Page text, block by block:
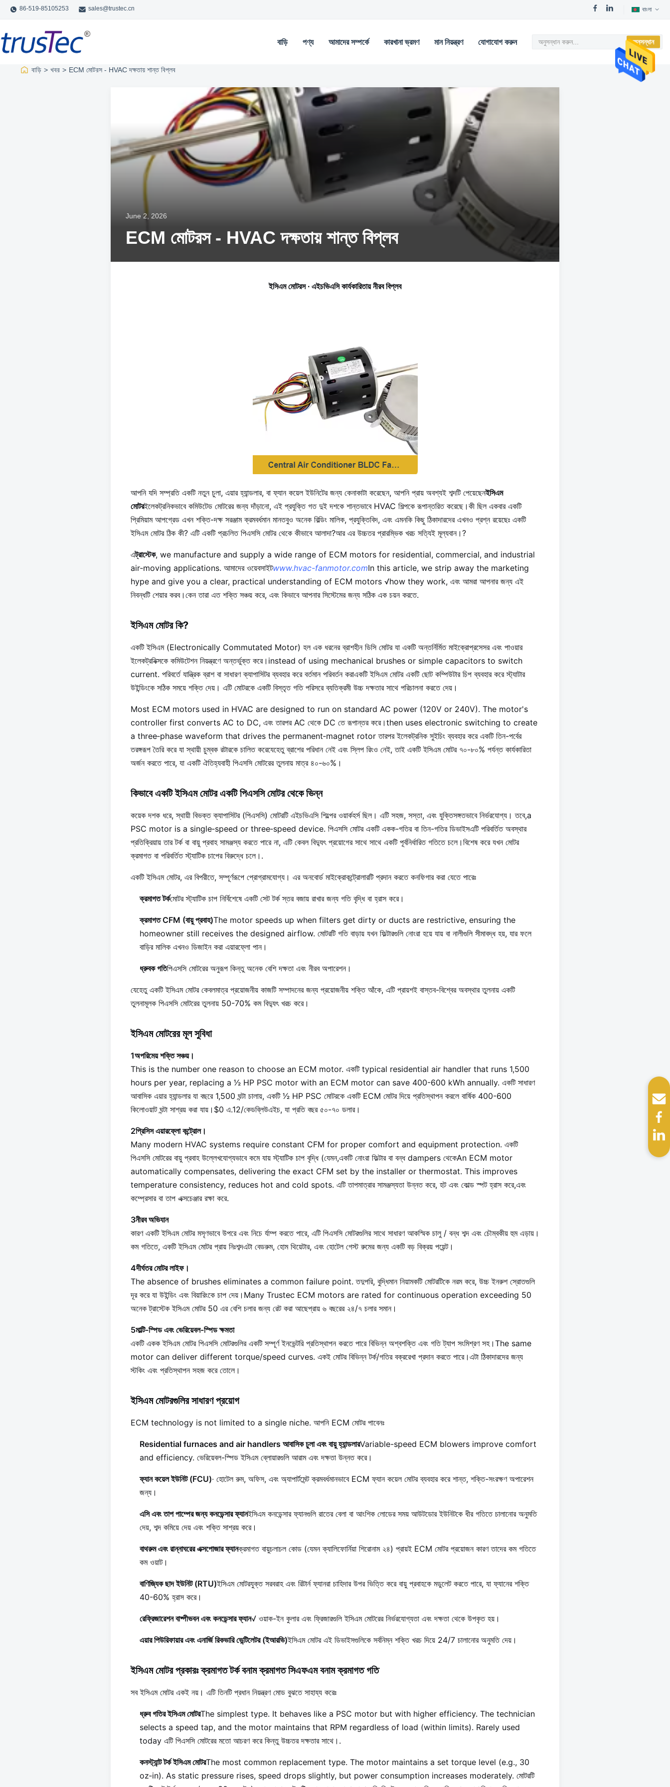
86-519-85105253 sales@trustec.cn বাংলা
বাড়ি পণ্য আমাদের সম্পর্কে কারখানা ভ্রমণ মান নিয়ন্ত্রণ যোগাযোগ করুন অনুসন্ধান
বাড়ি > খবর > ECM মোটরস - HVAC দক্ষতায় শান্ত বিপ্লব
June 2, 2026
ECM মোটরস - HVAC দক্ষতায় শান্ত বিপ্লব
ইসিএম মোটরস ∙ এইচভিএসি কার্যকারিতায় নীরব বিপ্লব
আপনি যদি সম্প্রতি একটি নতুন চুলা, এয়ার হ্যান্ডলার, বা ফ্যান কয়েল ইউনিটের জন্য কেনাকাটা করেছেন, আপনি প্রায় অবশ্যই শব্দটি পেয়েছেনইসিএম
মোটরইলেকট্রনিকভাবে কমিউটেড মোটরের জন্য দাঁড়ানো, এই প্রযুক্তি গত দুই দশকে শান্তভাবে HVAC শিল্পকে রূপান্তরিত করেছে।কী ছিল একবার একটি
প্রিমিয়াম আপগ্রেড এখন শক্তি-দক্ষ সরঞ্জাম ক্রমবর্ধমান মানতবুও অনেক বিল্ডিং মালিক, প্রযুক্তিবিদ, এবং এমনকি কিছু ঠিকাদারদের এখনও প্রশ্ন রয়েছেঃ একটি
ইসিএম মোটর ঠিক কী? এটি একটি প্রচলিত পিএসসি মোটর থেকে কীভাবে আলাদা?আর এর উচ্চতর প্রারম্ভিক খরচ সত্যিই মূল্যবান।?
এট্রাস্টেক, we manufacture and supply a wide range of ECM motors for residential, commercial, and industrial
air‐moving applications. আমাদের ওয়েবসাইটwww.hvac-fanmotor.comIn this article, we strip away the marketing
hype and give you a clear, practical understanding of ECM motors √how they work, এবং আমরা আপনার জন্য এই
নিবন্ধটি শেয়ার করব।কেন তারা এত শক্তি সঞ্চয় করে, এবং কিভাবে আপনার সিস্টেমের জন্য সঠিক এক চয়ন করতে.
ইসিএম মোটর কি?
একটি ইসিএম (Electronically Commutated Motor) হল এক ধরনের ব্রাশহীন ডিসি মোটর যা একটি অন্তর্নির্মিত মাইক্রোপ্রসেসর এবং পাওয়ার
ইলেকট্রনিক্সকে কমিউটেশন নিয়ন্ত্রণে অন্তর্ভুক্ত করে।instead of using mechanical brushes or simple capacitors to switch
current. পরিবর্তে যান্ত্রিক ব্রাশ বা সাধারণ ক্যাপাসিটর ব্যবহার করে বর্তমান পরিবর্তন করাএকটি ইসিএম মোটর একটি ছোট কম্পিউটার চিপ ব্যবহার করে স্ট্যাটার
উইন্ডিংকে সঠিক সময়ে শক্তি দেয়। এটি মোটরকে একটি বিস্তৃত গতি পরিসরে ব্যতিক্রমী উচ্চ দক্ষতার সাথে পরিচালনা করতে দেয়।
Most ECM motors used in HVAC are designed to run on standard AC power (120V or 240V). The motor's
controller first converts AC to DC, এবং তারপর AC থেকে DC তে রূপান্তর করে।then uses electronic switching to create
a three‐phase waveform that drives the permanent‐magnet rotor তারপর ইলেকট্রনিক সুইচিং ব্যবহার করে একটি তিন-পর্বের
তরঙ্গরূপ তৈরি করে যা স্থায়ী চুম্বক রটারকে চালিত করেযেহেতু ব্রাশের পরিধান নেই এবং স্লিপ রিংও নেই, তাই একটি ইসিএম মোটর ৭০-৮০% পর্যন্ত কার্যকারিতা
অর্জন করতে পারে, যা একটি ঐতিহ্যবাহী পিএসসি মোটরের তুলনায় মাত্র ৪০-৬০%।
কিভাবে একটি ইসিএম মোটর একটি পিএসসি মোটর থেকে ভিন্ন
কয়েক দশক ধরে, স্থায়ী বিভক্ত ক্যাপাসিটর (পিএসসি) মোটরটি এইচভিএসি শিল্পের ওয়ার্কহর্স ছিল। এটি সহজ, সস্তা, এবং যুক্তিসঙ্গতভাবে নির্ভরযোগ্য। তবে,a
PSC motor is a single‐speed or three‐speed device. পিএসসি মোটর একটি একক-গতির বা তিন-গতির ডিভাইসএটি পরিবর্তিত অবস্থার
প্রতিক্রিয়ায় তার টর্ক বা বায়ু প্রবাহ সামঞ্জস্য করতে পারে না, এটি কেবল বিদ্যুৎ প্রয়োগের সাথে সাথে একটি পূর্বনির্ধারিত গতিতে চলে।বিশেষ করে যখন মোটর
ক্রমাগত বা পরিবর্তিত স্ট্যাটিক চাপের বিরুদ্ধে চলে।.
একটি ইসিএম মোটর, এর বিপরীতে, সম্পূর্ণরূপে প্রোগ্রামযোগ্য। এর অনবোর্ড মাইক্রোকন্ট্রোলারটি প্রদান করতে কনফিগার করা যেতে পারেঃ
ক্রমাগত টর্কমোটর স্ট্যাটিক চাপ নির্বিশেষে একটি সেট টর্ক স্তর বজায় রাখার জন্য গতি বৃদ্ধি বা হ্রাস করে।
ক্রমাগত CFM (বায়ু প্রবাহ)The motor speeds up when filters get dirty or ducts are restrictive, ensuring the
homeowner still receives the designed airflow. মোটরটি গতি বাড়ায় যখন ফিল্টারগুলি নোংরা হয়ে যায় বা নালীগুলি সীমাবদ্ধ হয়, যার ফলে
বাড়ির মালিক এখনও ডিজাইন করা এয়ারফ্লো পান।
ধ্রুবক গতিপিএসসি মোটরের অনুরূপ কিন্তু অনেক বেশি দক্ষতা এবং নীরব অপারেশন।
যেহেতু একটি ইসিএম মোটর কেবলমাত্র প্রয়োজনীয় কাজটি সম্পাদনের জন্য প্রয়োজনীয় শক্তি আঁকে, এটি প্রায়শই বাস্তব-বিশ্বের অবস্থার তুলনায় একটি
তুলনামূলক পিএসসি মোটরের তুলনায় 50-70% কম বিদ্যুৎ খরচ করে।
ইসিএম মোটরের মূল সুবিধা
1অপরিমেয় শক্তি সঞ্চয়।
This is the number one reason to choose an ECM motor. একটি typical residential air handler that runs 1,500
hours per year, replacing a 1⁄2 HP PSC motor with an ECM motor can save 400-600 kWh annually. একটি সাধারণ
আবাসিক এয়ার হ্যান্ডলার যা বছরে 1,500 ঘন্টা চালায়, একটি 1⁄2 HP PSC মোটরকে একটি ECM মোটর দিয়ে প্রতিস্থাপন করলে বার্ষিক 400-600
কিলোওয়াট ঘন্টা সাশ্রয় করা যায়।$0 এ.12/কেডব্লিউএইচ, যা প্রতি বছর ৫০-৭০ ডলার।
2প্রিসিস এয়ারফ্লো কন্ট্রোল।
Many modern HVAC systems require constant CFM for proper comfort and equipment protection. একটি
পিএসসি মোটরের বায়ু প্রবাহ উল্লেখযোগ্যভাবে কমে যায় স্ট্যাটিক চাপ বৃদ্ধি (যেমন,একটি নোংরা ফিল্টার বা বন্ধ dampers থেকেAn ECM motor
automatically compensates, delivering the exact CFM set by the installer or thermostat. This improves
temperature consistency, reduces hot and cold spots. এটি তাপমাত্রার সামঞ্জস্যতা উন্নত করে, হট এবং কোল্ড স্পট হ্রাস করে,এবং
কম্প্রেসার বা তাপ এক্সচেঞ্জার রক্ষা করে.
3নীরব অভিযান
কারণ একটি ইসিএম মোটর মসৃণভাবে উপরে এবং নিচে র্যাম্প করতে পারে, এটি পিএসসি মোটরগুলির সাথে সাধারণ আকস্মিক চালু / বন্ধ শব্দ এবং চৌম্বকীয় হুম এড়ায়।
কম গতিতে, একটি ইসিএম মোটর প্রায় নিঃশব্দএটা বেডরুম, হোম থিয়েটার, এবং হোটেল গেস্ট রুমের জন্য একটি বড় বিক্রয় পয়েন্ট।
4দীর্ঘতর মোটর লাইফ।
The absence of brushes eliminates a common failure point. তদুপরি, বুদ্ধিমান নিয়ামকটি মোটরটিকে নরম করে, উচ্চ ইনরুশ স্রোতগুলি
দূর করে যা উইন্ডিং এবং বিয়ারিংকে চাপ দেয়।Many Trustec ECM motors are rated for continuous operation exceeding 50
অনেক ট্রাস্টেক ইসিএম মোটর 50 এর বেশি চলার জন্য রেট করা আছেপ্রায় ৬ বছরের ২৪/৭ চলার সমান।
5মাল্টি-স্পিড এবং ভেরিয়েবল-স্পিড ক্ষমতা
একটি একক ইসিএম মোটর পিএসসি মোটরগুলির একটি সম্পূর্ণ ইনভেন্টরি প্রতিস্থাপন করতে পারে বিভিন্ন অশ্বশক্তি এবং গতি ট্যাপ সংমিশ্রণ সহ।The same
motor can deliver different torque/speed curves. একই মোটর বিভিন্ন টর্ক/গতির বক্ররেখা প্রদান করতে পারে।এটা ঠিকাদারদের জন্য
স্টকিং এবং প্রতিস্থাপন সহজ করে তোলে।
ইসিএম মোটরগুলির সাধারণ প্রয়োগ
ECM technology is not limited to a single niche. আপনি ECM মোটর পাবেনঃ
Residential furnaces and air handlers আবাসিক চুলা এবং বায়ু হ্যান্ডলারVariable-speed ECM blowers improve comfort
and efficiency. ভেরিয়েবল-স্পিড ইসিএম ব্লোয়ারগুলি আরাম এবং দক্ষতা উন্নত করে।
ফ্যান কয়েল ইউনিট (FCU)∙ হোটেল রুম, অফিস, এবং অ্যাপার্টমেন্ট ক্রমবর্ধমানভাবে ECM ফ্যান কয়েল মোটর ব্যবহার করে শান্ত, শক্তি-সংরক্ষণ অপারেশন
জন্য।
এসি এবং তাপ পাম্পের জন্য কনডেন্সার ফ্যানইসিএম কনডেন্সার ফ্যানগুলি রাতের বেলা বা আংশিক লোডের সময় আউটডোর ইউনিটকে ধীর গতিতে চালানোর অনুমতি
দেয়, শব্দ কমিয়ে দেয় এবং শক্তি সাশ্রয় করে।
বাথরুম এবং রান্নাঘরের এক্সপোজার ফ্যানক্রমাগত বায়ুচলাচল কোড (যেমন ক্যালিফোর্নিয়া শিরোনাম ২৪) প্রায়ই ECM মোটর প্রয়োজন কারণ তাদের কম গতিতে
কম ওয়াট।
বাণিজ্যিক ছাদ ইউনিট (RTU)ইসিএম মোটরযুক্ত সরবরাহ এবং রিটার্ন ফ্যানরা চাহিদার উপর ভিত্তি করে বায়ু প্রবাহকে মডুলেট করতে পারে, যা ফ্যানের শক্তি
40-60% হ্রাস করে।
রেফ্রিজারেশন বাষ্পীভবন এবং কনডেন্সার ফ্যান√ ওয়াক-ইন কুলার এবং ফ্রিজারগুলি ইসিএম মোটরের নির্ভরযোগ্যতা এবং দক্ষতা থেকে উপকৃত হয়।
এয়ার পিউরিফায়ার এবং এনার্জি রিকভারি ভেন্টিলেটর (ইআরভি)ইসিএম মোটর এই ডিভাইসগুলিকে সর্বনিম্ন শক্তি খরচ দিয়ে 24/7 চালানোর অনুমতি দেয়।
ইসিএম মোটর প্রকারঃ ক্রমাগত টর্ক বনাম ক্রমাগত সিএফএম বনাম ক্রমাগত গতি
সব ইসিএম মোটর একই নয়। এটি তিনটি প্রধান নিয়ন্ত্রণ মোড বুঝতে সাহায্য করেঃ
ধ্রুব গতির ইসিএম মোটরThe simplest type. It behaves like a PSC motor but with higher efficiency. The technician
selects a speed tap, and the motor maintains that RPM regardless of load (within limits). Rarely used
today এটি পিএসসি মোটরের মতো আচরণ করে কিন্তু উচ্চতর দক্ষতার সাথে।.
কনস্ট্যান্ট টর্ক ইসিএম মোটরThe most common replacement type. The motor maintains a set torque level (e.g., 30
oz‐in). As static pressure rises, speed drops slightly, but power consumption increases moderately. মোটরটি